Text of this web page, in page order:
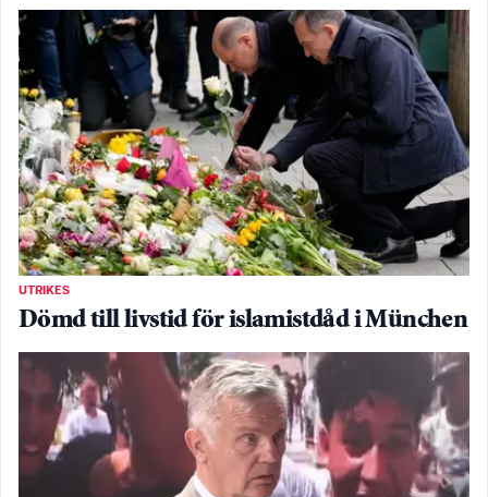
UTRIKES
Dömd till livstid för islamistdåd i München